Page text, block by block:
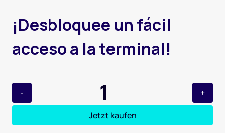
¡Desbloquee un fácil
accesoa la terminal!
- 1 +
Jetzt kaufen